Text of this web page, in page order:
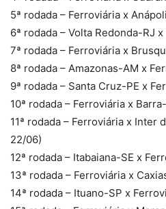
5ª rodada – Ferroviária x
6ª rodada – Volta Redonda-RJ
7ª rodada – Ferroviária x
8ª rodada – Amazonas-AM x
9ª rodada – Santa Cruz-PE x
10ª rodada – Ferroviária x
11ª rodada – Ferroviária x Inter
22/06)
12ª rodada – Itabaiana-SE x
13ª rodada – Ferroviária x
14ª rodada – Ituano-SP x